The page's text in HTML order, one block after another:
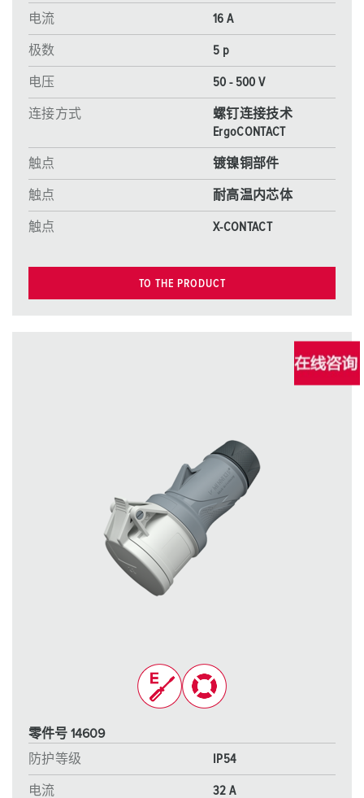
电流 16 A
极数 5 p
电压 50 - 500 V
连接方式
螺钉连接技术
ErgoCONTACT
触点 镀镍铜部件
触点 耐高温内芯体
触点 X-CONTACT
TO THE PRODUCT
零件号 14609
防护等级
IP54
电流 32 A